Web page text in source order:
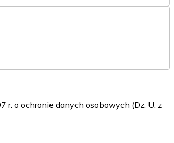
o ochronie danych osobowych (Dz. U. z